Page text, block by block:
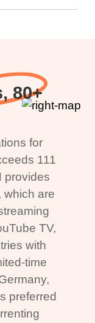
80+
for
111
provides
which are
TV,
with
time
preferred